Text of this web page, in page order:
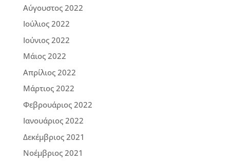
Αύγουστος 2022
Ιούλιος 2022
Ιούνιος 2022
Μάιος 2022
Απρίλιος 2022
Μάρτιος 2022
Φεβρουάριος 2022
Ιανουάριος 2022
Δεκέμβριος 2021
Νοέμβριος 2021